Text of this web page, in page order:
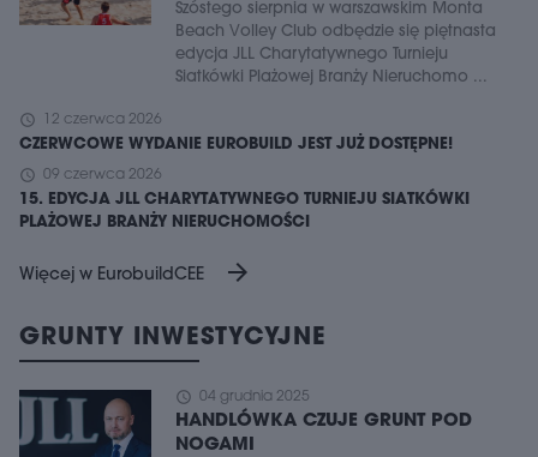
Szóstego sierpnia w warszawskim Monta
Beach Volley Club odbędzie się piętnasta
edycja JLL Charytatywnego Turnieju
Siatkówki Plażowej Branży Nieruchomo ...
schedule 12 czerwca 2026
CZERWCOWE WYDANIE EUROBUILD JEST JUŻ DOSTĘPNE!
schedule 09 czerwca 2026
15. EDYCJA JLL CHARYTATYWNEGO TURNIEJU SIATKÓWKI
PLAŻOWEJ BRANŻY NIERUCHOMOŚCI
Więcej w EurobuildCEE arrow_forward
GRUNTY INWESTYCYJNE
schedule 04 grudnia 2025
HANDLÓWKA CZUJE GRUNT POD
NOGAMI